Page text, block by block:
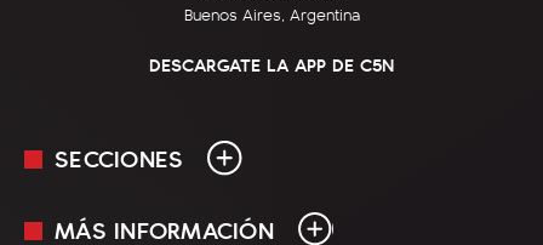
Buenos Aires, Argentina
DESCARGATE LA APP DE C5N
SECCIONES
En Vivo
MÁS INFORMACIÓN